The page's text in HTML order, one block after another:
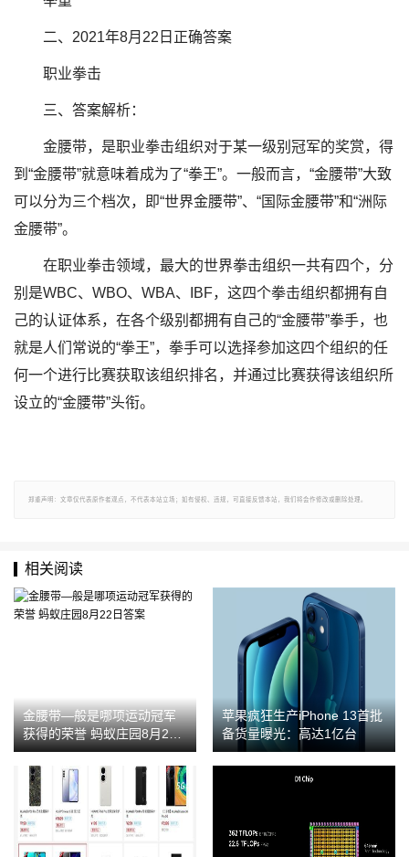
二、2021年8月22日正确答案
职业拳击
三、答案解析：
金腰带，是职业拳击组织对于某一级别冠军的奖赏，得
到“金腰带”就意味着成为了“拳王”。一般而言，“金腰带”大致
可以分为三个档次，即“世界金腰带”、“国际金腰带”和“洲际
金腰带”。
在职业拳击领域，最大的世界拳击组织一共有四个，分
别是WBC、WBO、WBA、IBF，这四个拳击组织都拥有自
己的认证体系，在各个级别都拥有自己的“金腰带”拳手，也
就是人们常说的“拳王”，拳手可以选择参加这四个组织的任
何一个进行比赛获取该组织排名，并通过比赛获得该组织所
设立的“金腰带”头衔。
郑重声明：文章仅代表原作者观点，不代表本站立场；如有侵权、违规，可直接反馈本站，我们将会作修改或删除处理。
相关阅读
金腰带—般是哪项运动冠军
获得的荣誉 蚂蚁庄园8月22
日答案
苹果疯狂生产iPhone 13首批
备货量曝光：高达1亿台